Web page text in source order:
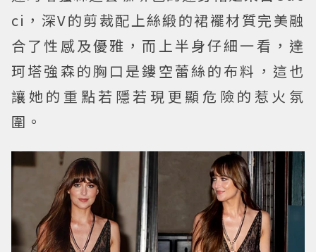
ci，深V的剪裁配上絲緞的裙襬材質完美融
合了性感及優雅，而上半身仔細一看，達
珂塔強森的胸口是鏤空蕾絲的布料，這也
讓她的重點若隱若現更顯危險的惹火氛
圍。